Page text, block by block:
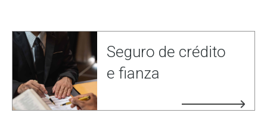
Seguro de crédito
e fianza